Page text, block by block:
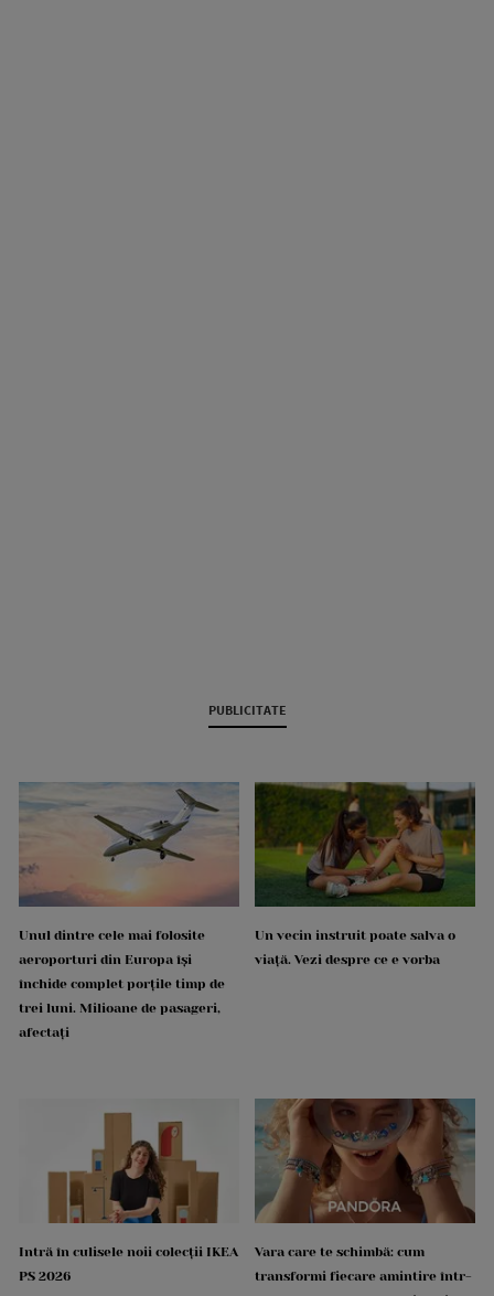
PUBLICITATE
Unul dintre cele mai folosite
aeroporturi din Europa își
închide complet porțile timp de
trei luni. Milioane de pasageri,
afectați
Un vecin instruit poate salva o
viață. Vezi despre ce e vorba
Intră în culisele noii colecții IKEA
PS 2026
Vara care te schimbă: cum
transformi fiecare amintire într-